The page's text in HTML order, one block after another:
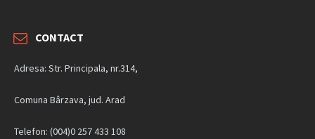
CONTACT
Adresa: Str. Principala, nr.314,
Comuna Bârzava, jud. Arad
Telefon: (004)0 257 433 108